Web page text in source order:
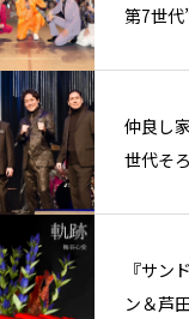
第7世代
仲良し
世代そ
『サン
ン＆芦